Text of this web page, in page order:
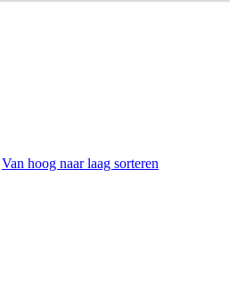
Van hoog naar laag sorteren